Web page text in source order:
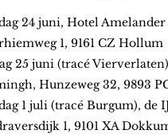
24 juni, Hotel Amelander
1, 9161 CZ Hollum
25 juni (tracé
Hunzeweg 32, 9893
1 juli (tracé Burgum), de
1, 9101 XA